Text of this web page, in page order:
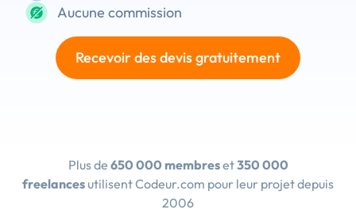
Aucune commission
Recevoir des devis gratuitement
Plus de 650 000 membreset350 000
freelances utilisent Codeur.com pour leur projet depuis
2006